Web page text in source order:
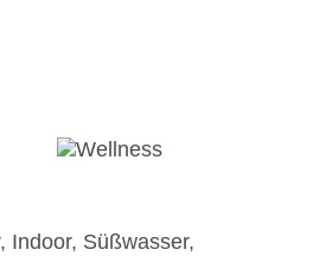
Indoor, Süßwasser,